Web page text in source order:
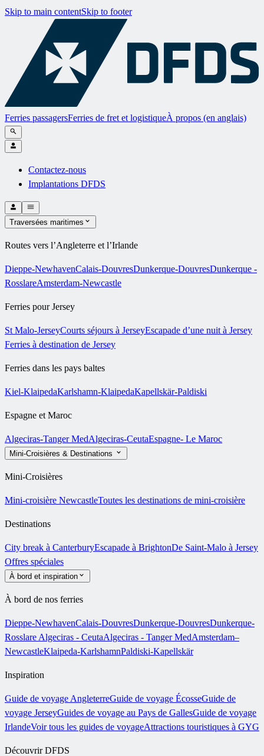
Skip to main contentSkip to footer
Ferries passagersFerries de fret et logistiqueÀ propos (en anglais)
Contactez-nous
Implantations DFDS
Traversées maritimes
Routes vers l’Angleterre et l’Irlande
Dieppe-NewhavenCalais-DouvresDunkerque-DouvresDunkerque -
RosslareAmsterdam-Newcastle
Ferries pour Jersey
St Malo-JerseyCourts séjours à JerseyEscapade d’une nuit à Jersey
Ferries à destination de Jersey
Ferries dans les pays baltes
Kiel-KlaipedaKarlshamn-KlaipedaKapellskär-Paldiski
Espagne et Maroc
Algeciras-Tanger MedAlgeciras-CeutaEspagne- Le Maroc
Mini-Croisières & Destinations
Mini-Croisières
Mini-croisière NewcastleToutes les destinations de mini-croisière
Destinations
City break à CanterburyEscapade à BrightonDe Saint-Malo à Jersey
Offres spéciales
À bord et inspiration
À bord de nos ferries
Dieppe-NewhavenCalais-DouvresDunkerque-DouvresDunkerque-
Rosslare Algeciras - CeutaAlgeciras - Tanger MedAmsterdam–
NewcastleKlaipeda-KarlshamnPaldiski-Kapellskär
Inspiration
Guide de voyage AngleterreGuide de voyage ÉcosseGuide de
voyage JerseyGuides de voyage au Pays de GallesGuide de voyage
IrlandeVoir tous les guides de voyageAttractions touristiques à GYG
Découvrir DFDS